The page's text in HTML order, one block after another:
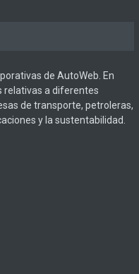
de AutoWeb. En
relativas a diferentes
de transporte, petroleras,
y la sustentabilidad.